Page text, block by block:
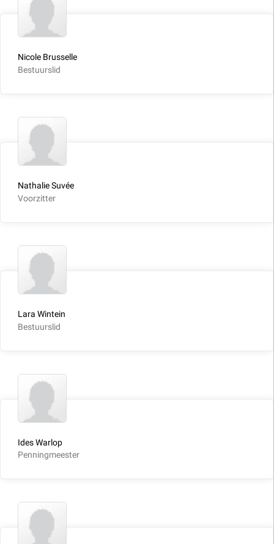
Nicole Brusselle
Bestuurslid
Nathalie Suvée
Voorzitter
Lara Wintein
Bestuurslid
Ides Warlop
Penningmeester